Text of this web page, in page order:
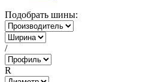
Подобрать шины:
/
R